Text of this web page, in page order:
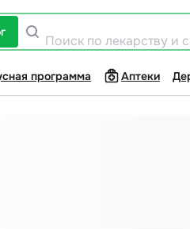
Поиск по лекарству и
программа Аптеки